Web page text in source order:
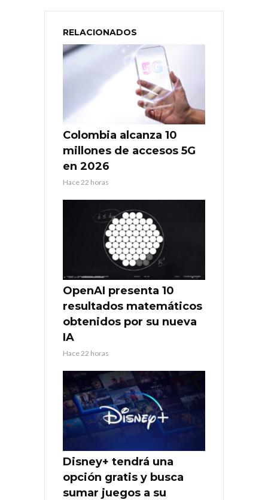
RELACIONADOS
Colombia alcanza 10
millones de accesos 5G
en 2026
Hace 22 horas
OpenAI presenta 10
resultados matemáticos
obtenidos por su nueva
IA
Hace 22 horas
Disney+ tendrá una
opción gratis y busca
sumar juegos a su